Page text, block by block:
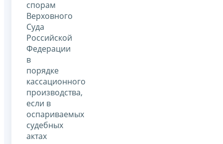
спорам
Верховного
Суда
Российской
Федерации
в
порядке
кассационного
производства,
если в
оспариваемых
судебных
актах